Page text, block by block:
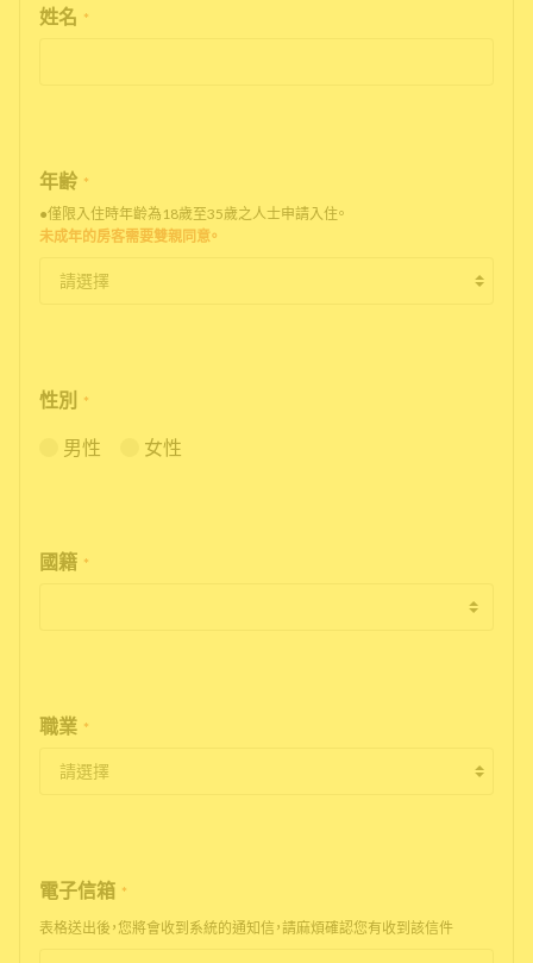
姓名 *
年齢 *
●僅限入住時年齡為18歲至35歲之人士申請入住。
未成年的房客需要雙親同意。
性別 *
男性 女性
國籍 *
職業 *
電子信箱 *
表格送出後，您將會收到系統的通知信，請麻煩確認您有收到該信件